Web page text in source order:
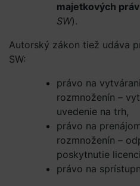
majetkových práv
SW).
Autorský zákon tiež udáva
SW:
právo na
rozmnoženín –
uvedenie na trh,
právo na
rozmnoženín –
poskytnutie
právo na